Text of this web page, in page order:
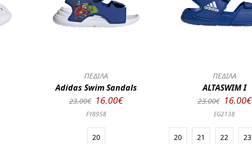
ΠΕΔΙΛΑ
Adidas Swim Sandals
23.00€ 16.00€
FY8958
20
ΠΕΔΙΛΑ
ALTASWIM I
23.00€ 16.00€
EG2138
20 21 22 23